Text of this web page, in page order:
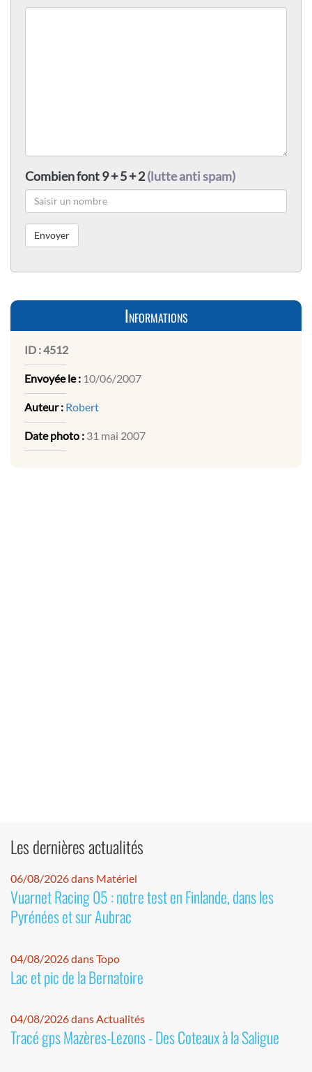
Combien font 9 + 5 + 2(lutte anti spam)
Informations
ID :4512
Envoyée le : 10/06/2007
Auteur : Robert
Date photo : 31 mai 2007
Les dernières actualités
06/08/2026 dans Matériel
Vuarnet Racing 05 : notre test en Finlande, dans les
Pyrénées et sur Aubrac
04/08/2026 dans Topo
Lac et pic de la Bernatoire
04/08/2026 dans Actualités
Tracé gps Mazères-Lezons - Des Coteaux à la Saligue